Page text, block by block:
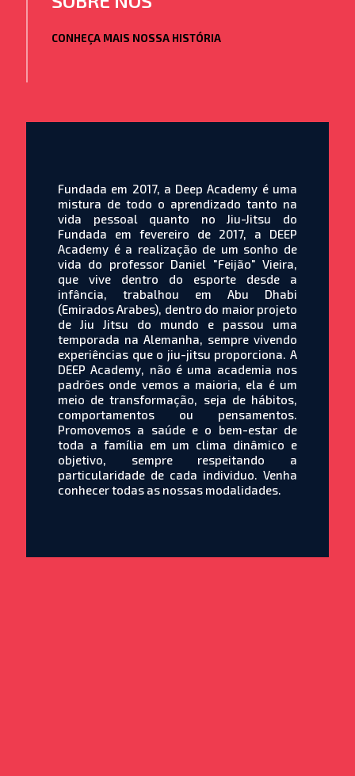
CONHEÇA MAIS NOSSA HISTÓRIA
Fundada em 2017, a Deep Academy é uma
mistura de todo o aprendizado tanto na
vida pessoal quanto no Jiu-Jitsu do
Fundada em fevereiro de 2017, a DEEP
Academy é a realização de um sonho de
vida do professor Daniel "Feijão" Vieira,
que vive dentro do esporte desde a
infância, trabalhou em Abu Dhabi
(Emirados Arabes), dentro do maior projeto
de Jiu Jitsu do mundo e passou uma
temporada na Alemanha, sempre vivendo
experiências que o jiu-jitsu proporciona. A
DEEP Academy, não é uma academia nos
padrões onde vemos a maioria, ela é um
meio de transformação, seja de hábitos,
comportamentos ou pensamentos.
Promovemos a saúde e o bem-estar de
toda a família em um clima dinâmico e
objetivo, sempre respeitando a
particularidade de cada individuo. Venha
conhecer todas as nossas modalidades.